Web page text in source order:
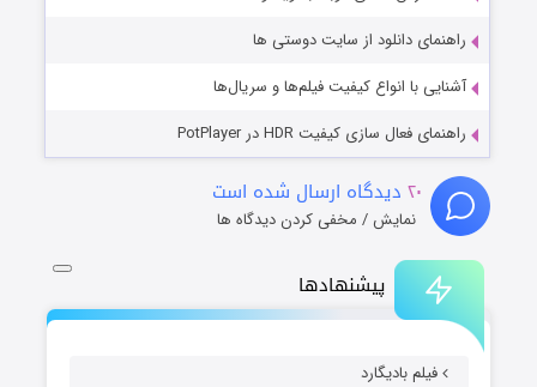
پیشنهادها
فیلم بادیگارد
راهنمای دانلود از سایت دوستی ها
آشنایی با انواع کیفیت فیلم‌ها و سریال‌ها
راهنمای فعال سازی کیفیت HDR در PotPlayer
۲۰ دیدگاه ارسال شده است
نمایش / مخفی کردن دیدگاه ها